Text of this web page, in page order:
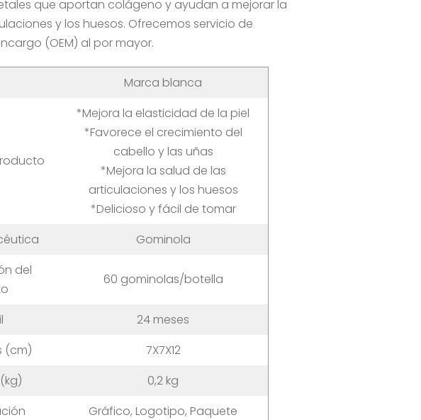
que aportan colágeno y ayudan a mejorar la
y los huesos. Ofrecemos servicio de
(OEM) al por mayor.
Marca blanca
*Mejora la elasticidad de la piel
*Favorece el crecimiento del
cabello y las uñas
*Mejora la salud de las
articulaciones y los huesos
*Delicioso y fácil de tomar
Gominola
del
60 gominolas/botella
24 meses
(cm)
7X7X12
0,2 kg
Gráfico, Logotipo, Paquete